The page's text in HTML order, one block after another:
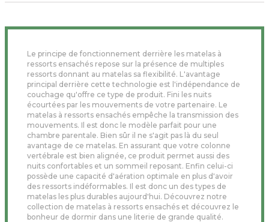
Le principe de fonctionnement derrière les matelas à
ressorts ensachés repose sur la présence de multiples
ressorts donnant au matelas sa flexibilité. L'avantage
principal derrière cette technologie est l'indépendance de
couchage qu'offre ce type de produit. Fini les nuits
écourtées par les mouvements de votre partenaire. Le
matelas à ressorts ensachés empêche la transmission des
mouvements. Il est donc le modèle parfait pour une
chambre parentale. Bien sûr il ne s'agit pas là du seul
avantage de ce matelas. En assurant que votre colonne
vertébrale est bien alignée, ce produit permet aussi des
nuits confortables et un sommeil reposant. Enfin celui-ci
possède une capacité d'aération optimale en plus d'avoir
des ressorts indéformables. Il est donc un des types de
matelas les plus durables aujourd'hui. Découvrez notre
collection de matelas à ressorts ensachés et découvrez le
bonheur de dormir dans une literie de grande qualité.